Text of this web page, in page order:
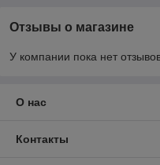
Отзывы о магазине
У компании пока нет
О нас
Контакты